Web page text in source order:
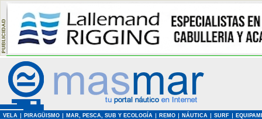
VELA PIRAGÜISMO MAR, PESCA, SUB Y ECOLOGÍA REMO NÁUTICA SURF